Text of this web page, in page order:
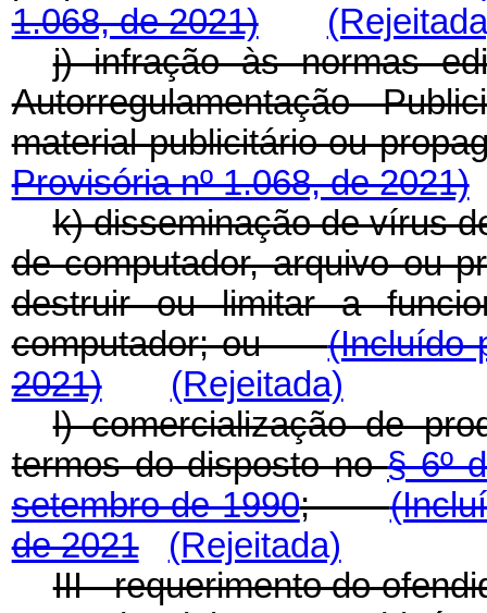
1.068, de 2021)
j) infração às normas
Autorregulamentação
material publicitário ou
Provisória nº 1.068, de 2021)
k) disseminação de vírus
de computador, arquivo ou
destruir ou limitar a
computador; ou(Incluído
2021)
(Rejeitada)
l) comercialização de
termos do disposto no§ 6º
setembro de 1990;
de 2021
(Rejeitada)
III - requerimento do